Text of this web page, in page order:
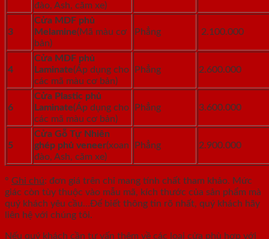
đào, Ash, căm xe)
3
Cửa MDF phủ
Melamine(Mã màu cơ
bản)
Phẳng 2.100.000
4
Cửa MDF phủ
Laminate(Áp dụng cho
các mã màu cơ bản)
Phẳng 2.600.000
6
Cửa Plastic phủ
Laminate(Áp dụng cho
các mã màu cơ bản)
Phẳng 3.600.000
5
Cửa Gỗ Tự Nhiên
ghép phủ veneer(xoan
đào, Ash, căm xe)
Phẳng 2.900.000
° Ghi chú: đơn giá trên chỉ mang tính chất tham khảo. Mức
giác còn tùy thuộc vào mẫu mã, kích thước của sản phẩm mà
quý khách yêu cầu…Để biết thông tin rõ nhất, quý khách hãy
liên hệ với chúng tôi.
Nếu quý khách cần tư vấn thêm về các loại cửa phù hợp với